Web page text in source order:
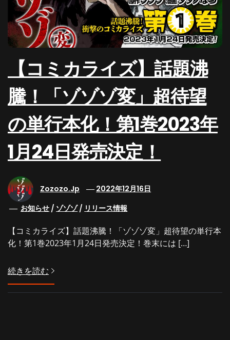
【コミカライズ】話題沸
騰！「ゾゾゾ変」超待望
の単行本化！第1巻2023年
1月24日発売決定！
Zozozo.jp
2022年12月16日
お知らせ / ゾゾゾ/ リリース情報
【コミカライズ】話題沸騰！「ゾゾゾ変」超待望の単行本
化！第1巻2023年1月24日発売決定！巻末には […]
続きを読む